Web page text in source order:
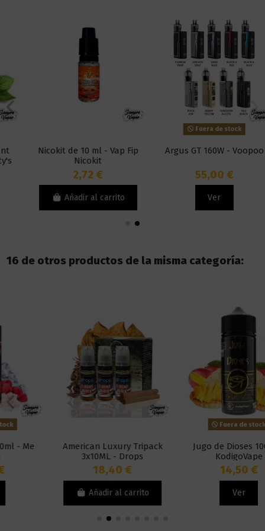
Nicokit de 10 ml - Vap Fip
Nicokit
2,72 €
Añadir al carrito
Fuera de stock
Argus GT 160W - Voopoo
55,00 €
16 de otros productos de la misma categoría:
American Luxury Tripack
3x10ML - Drops
Añadir al carrito
Fuera de stock
Jugo de Dioses 100ml -
KodigoVape